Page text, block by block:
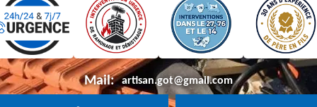
Mail: artisan.got@gmail.com